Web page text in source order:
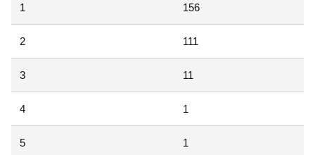
1 156
2 111
3 11
4 1
5 1